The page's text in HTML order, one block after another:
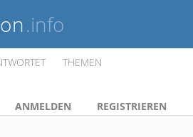
.info
THEMEN
ANMELDEN
REGISTRIEREN